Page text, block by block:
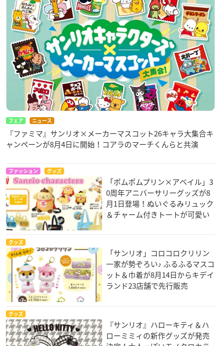
フェア ニュース
『ファミマ』サンリオ×メーカーマスコット26キャラ大集合キ
ャンペーンが8月4日に開始！コアラのマーチくんらと共演
ファッション グッズ
「ポムポムプリン×アベイル」3
0周年アニバーサリーグッズが8
月1日登場！ぬいぐるみリュック
＆チャーム付きトートが可愛い
グッズ
「サンリオ」コロコロクリリン
一家が勢ぞろい♪ ふるふるマスコ
ット＆巾着が8月14日からキデイ
ランド23店舗で先行販売
グッズ
『サンリオ』ハローキティ＆ハ
ローミミィの新作グッズが発売